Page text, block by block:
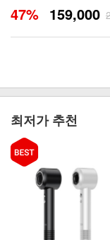
47% 159,000
최저가 추천